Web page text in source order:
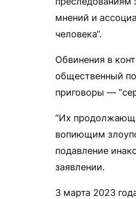
мнений и
человека“.
Обвинения в
общественный
приговоры —
“Их
вопиющим
подавление
заявлении.
3 марта 2023